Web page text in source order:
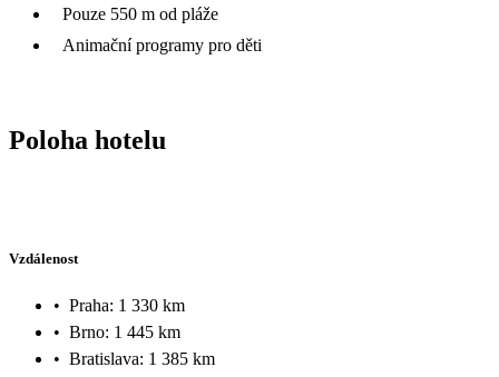
Pouze 550 m od pláže
Animační programy pro děti
Poloha hotelu
Vzdálenost
• Praha: 1 330 km
• Brno: 1 445 km
• Bratislava: 1 385 km